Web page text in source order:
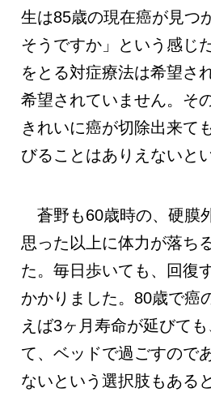
生は85歳の現在癌が見つ
そうですか」という感じ
をとる対症療法は希望さ
希望されていません。そ
きれいに癌が切除出来て
びることはありえないと
蒼野も60歳時の、硬膜
思った以上に体力が落ち
た。毎日歩いても、回復
かかりました。80歳で癌
えば3ヶ月寿命が延びて
て、ベッドで過ごすので
ないという選択肢もある